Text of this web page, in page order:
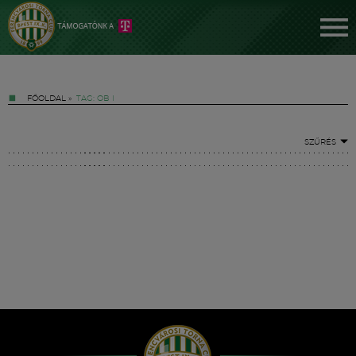
FŐOLDAL » TAG: OB I
SZŰRÉS
Hírek